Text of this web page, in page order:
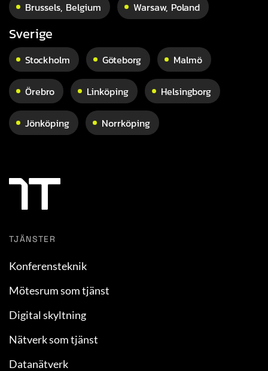
Brussels, Belgium Warsaw, Poland
Sverige
Stockholm Göteborg Malmö
Örebro Linköping Helsingborg
Jönköping Norrköping
TJÄNSTER
Konferensteknik
Mötesrum som tjänst
Digital skyltning
Nätverk som tjänst
Datanätverk